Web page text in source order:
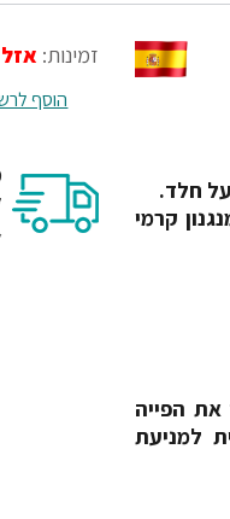
קרמי
את הפייה
למניעת
זמינות:
הוסף